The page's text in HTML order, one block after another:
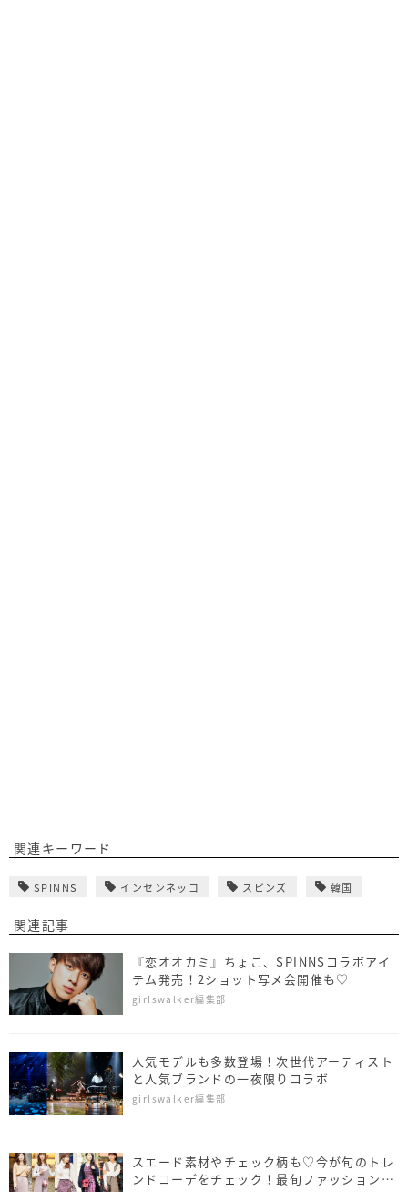
関連キーワード
SPINNS インセンネッコ スピンズ 韓国
関連記事
『恋オオカミ』ちょこ、SPINNSコラボアイ
テム発売！2ショット写メ会開催も♡
girlswalker編集部
人気モデルも多数登場！次世代アーティスト
と人気ブランドの一夜限りコラボ
girlswalker編集部
スエード素材やチェック柄も♡今が旬のトレ
ンドコーデをチェック！最旬ファッションス